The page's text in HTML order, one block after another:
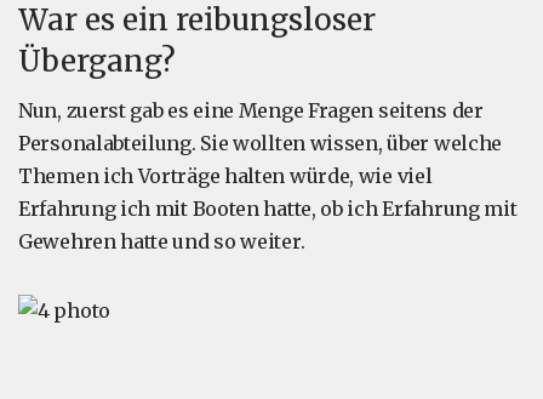
War es ein reibungsloser
Übergang?
Nun, zuerst gab es eine Menge Fragen seitens der
Personalabteilung. Sie wollten wissen, über welche
Themen ich Vorträge halten würde, wie viel
Erfahrung ich mit Booten hatte, ob ich Erfahrung mit
Gewehren hatte und so weiter.